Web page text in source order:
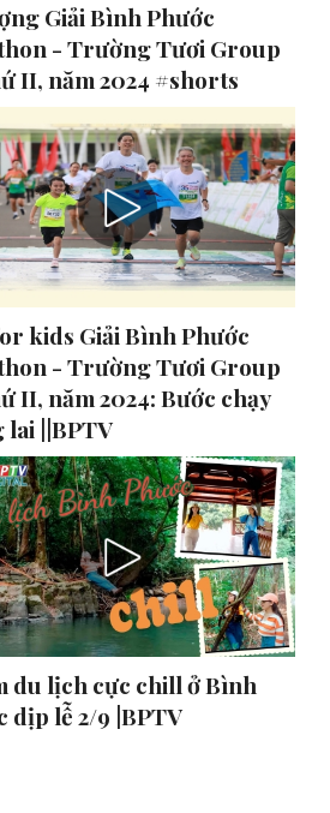
Giải Bình Phước
- Trường Tươi Group
II, năm 2024 #shorts
kids Giải Bình Phước
- Trường Tươi Group
II, năm 2024: Bước chạy
||BPTV
du lịch cực chill ở Bình
dịp lễ 2/9 |BPTV